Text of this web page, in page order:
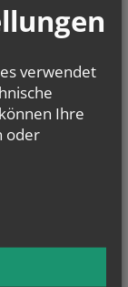
der EK
verwendet
Ihre
oder